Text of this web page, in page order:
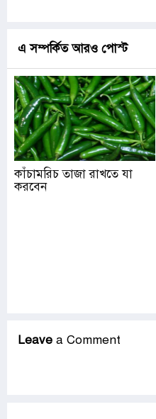
এ সম্পর্কিত আরও পোস্ট
কাঁচামরিচ তাজা রাখতে যা
করবেন
Leave a Comment